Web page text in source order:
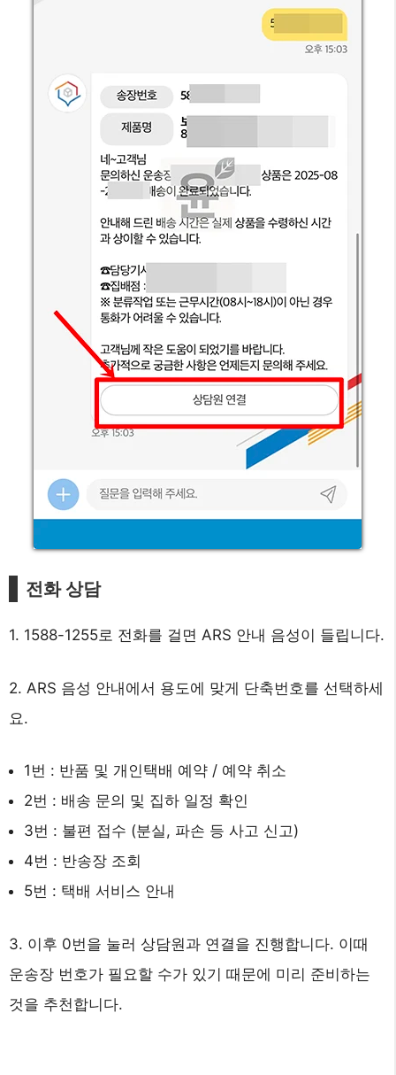
전화 상담
1. 1588-1255로 전화를 걸면 ARS 안내 음성이 들립니다.
2. ARS 음성 안내에서 용도에 맞게 단축번호를 선택하세
요.
1번 : 반품 및 개인택배 예약 / 예약 취소
2번 : 배송 문의 및 집하 일정 확인
3번 : 불편 접수 (분실, 파손 등 사고 신고)
4번 : 반송장 조회
5번 : 택배 서비스 안내
3. 이후 0번을 눌러 상담원과 연결을 진행합니다. 이때
운송장 번호가 필요할 수가 있기 때문에 미리 준비하는
것을 추천합니다.